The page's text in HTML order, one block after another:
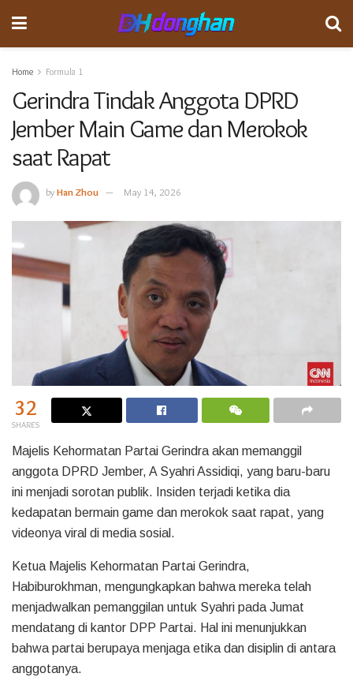
Home Formula 1
Gerindra Tindak Anggota DPRD
Jember Main Game dan Merokok
saat Rapat
byHan Zhou May 14, 2026
32
SHARES
Majelis Kehormatan Partai Gerindra akan memanggil
anggota DPRD Jember, A Syahri Assidiqi, yang baru-baru
ini menjadi sorotan publik. Insiden terjadi ketika dia
kedapatan bermain game dan merokok saat rapat, yang
videonya viral di media sosial.
Ketua Majelis Kehormatan Partai Gerindra,
Habiburokhman, mengungkapkan bahwa mereka telah
menjadwalkan pemanggilan untuk Syahri pada Jumat
mendatang di kantor DPP Partai. Hal ini menunjukkan
bahwa partai berupaya menjaga etika dan disiplin di antara
anggotanya.